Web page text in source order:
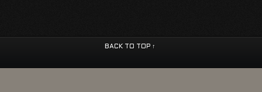
BACK TO TOP ↑